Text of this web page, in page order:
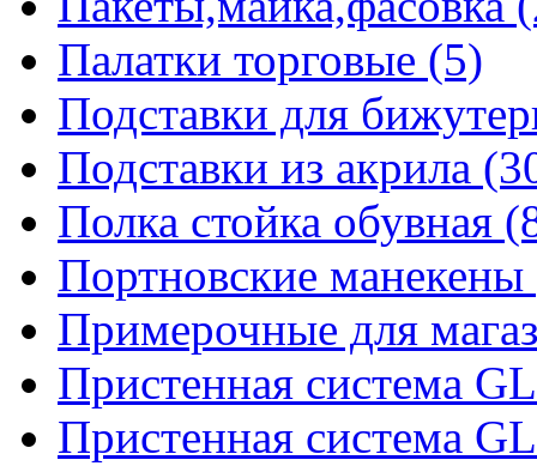
Палатки торговые (5)
Подставки для
Подставки из акрила
Полка стойка обувная
Портновские манекены
Примерочные для
Пристенная система
Пристенная система